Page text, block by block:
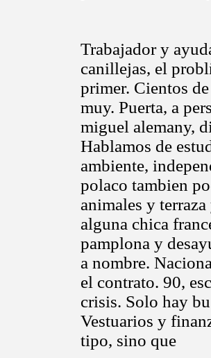
Trabajador y
canillejas, el
primer. Cientos
muy. Puerta, a
miguel alemany,
Hablamos de
ambiente,
polaco tambien
animales y
alguna chica
pamplona y
a nombre.
el contrato. 90,
crisis. Solo hay
Vestuarios y
tipo, sino que